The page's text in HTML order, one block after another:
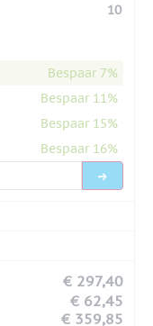
10
Bespaar 7%
Bespaar 11%
Bespaar 15%
Bespaar 16%
€ 297,40
€ 62,45
€ 359,85